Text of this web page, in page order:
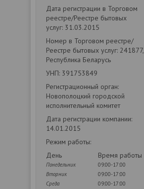
Дата регистрации в Торговом
реестре/Реестре бытовых
услуг: 31.03.2015
Номер в Торговом реестре/
Реестре бытовых услуг: 241877,
Республика Беларусь
УНП: 391753849
Регистрационный орган:
Новополоцкий городской
исполнительный комитет
Дата регистрации компании:
14.01.2015
Режим работы:
День
Время работы
Понедельник
09:00-17:00
Вторник
09:00-17:00
Среда
09:00-17:00